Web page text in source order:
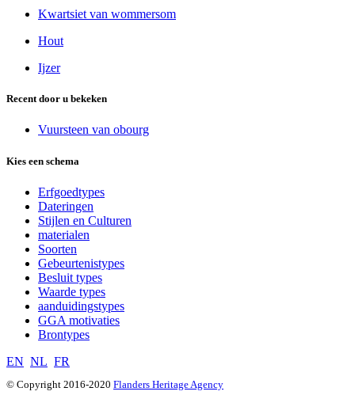
Kwartsiet van wommersom
Hout
Ijzer
Recent door u bekeken
Vuursteen van obourg
Kies een schema
Erfgoedtypes
Dateringen
Stijlen en Culturen
materialen
Soorten
Gebeurtenistypes
Besluit types
Waarde types
aanduidingstypes
GGA motivaties
Brontypes
EN NL FR
© Copyright 2016-2020 Flanders Heritage Agency